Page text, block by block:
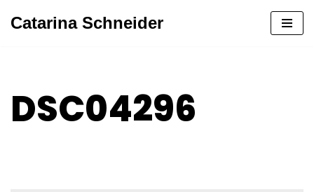
Catarina Schneider
DSC04296